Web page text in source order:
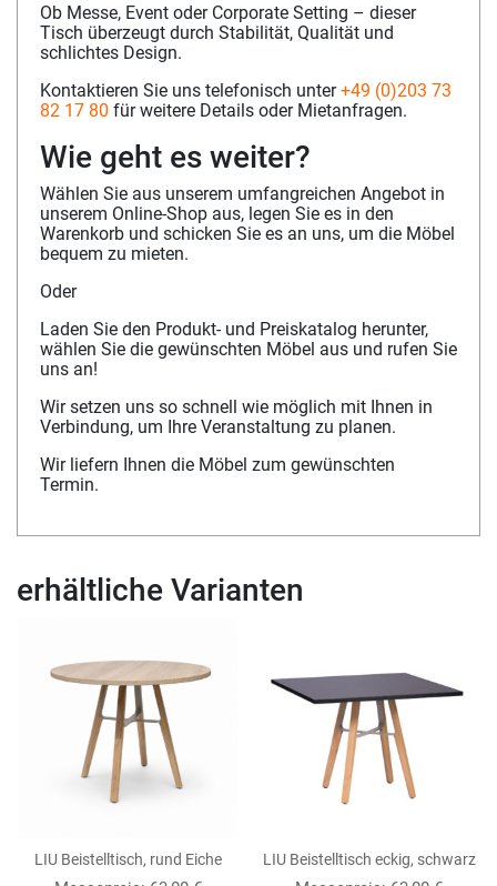
Ob Messe, Event oder Corporate Setting – dieser
Tisch überzeugt durch Stabilität, Qualität und
schlichtes Design.
Kontaktieren Sie uns telefonisch unter+49 (0)203 73
82 17 80 für weitere Details oder Mietanfragen.
Wie geht es weiter?
Wählen Sie aus unserem umfangreichen Angebot in
unserem Online-Shop aus, legen Sie es in den
Warenkorb und schicken Sie es an uns, um die Möbel
bequem zu mieten.
Oder
Laden Sie den Produkt- und Preiskatalog herunter,
wählen Sie die gewünschten Möbel aus und rufen Sie
uns an!
Wir setzen uns so schnell wie möglich mit Ihnen in
Verbindung, um Ihre Veranstaltung zu planen.
Wir liefern Ihnen die Möbel zum gewünschten
Termin.
erhältliche Varianten
LIU Beistelltisch, rund Eiche LIU Beistelltisch eckig, schwarz